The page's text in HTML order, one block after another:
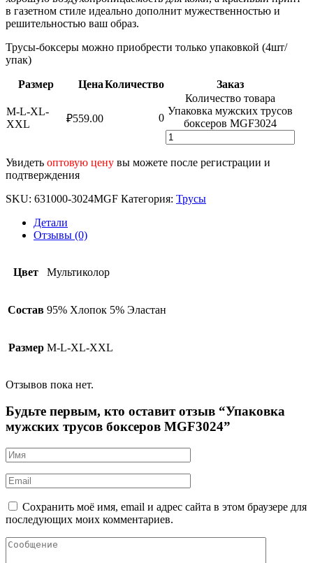
в газетном стиле идеально дополнит мужественностью и
решительностью ваш образ.
Трусы-боксеры можно приобрести только упаковкой (4шт/
упак)
Размер ЦенаКоличество Заказ
M-L-XL-
XXL
₽559.00 0
Количество товара
Упаковка мужских трусов
боксеров MGF3024
Увидеть оптовую цену вы можете после регистрации и
подтверждения
SKU: 631000-3024MGF Категория: Трусы
Детали
Отзывы (0)
Цвет Мультиколор
Состав 95% Хлопок 5% Эластан
Размер M-L-XL-XXL
Отзывов пока нет.
Будьте первым, кто оставит отзыв “Упаковка
мужских трусов боксеров MGF3024”
Сохранить моё имя, email и адрес сайта в этом браузере для
последующих моих комментариев.